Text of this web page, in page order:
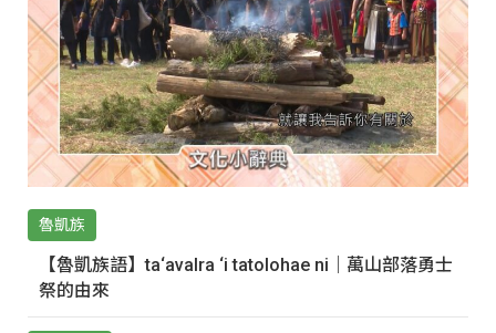
魯凱族
【魯凱族語】ta‘avalra ‘i tatolohae ni｜萬山部落勇士
祭的由來